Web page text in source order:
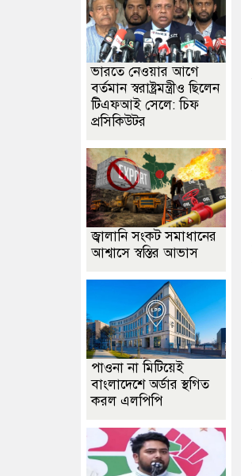
ভারতে নেওয়ার আগে
বর্তমান স্বরাষ্ট্রমন্ত্রীও ছিলেন
টিএফআই সেলে: চিফ
প্রসিকিউটর
জ্বালানি সংকট সমাধানের
আশ্বাসে স্বস্তির আভাস
পাওনা না মিটিয়েই
বাংলাদেশে অর্ডার স্থগিত
করল এলপিপি